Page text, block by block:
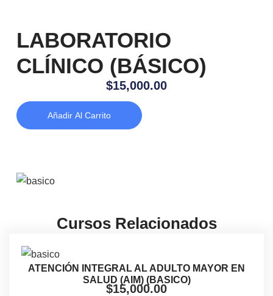
LABORATORIO
CLÍNICO (BÁSICO)
$15,000.00
Añadir Al Carrito
Cursos Relacionados
ATENCIÓN INTEGRAL AL ADULTO MAYOR EN
SALUD (AIM) (BASICO)
$15,000.00